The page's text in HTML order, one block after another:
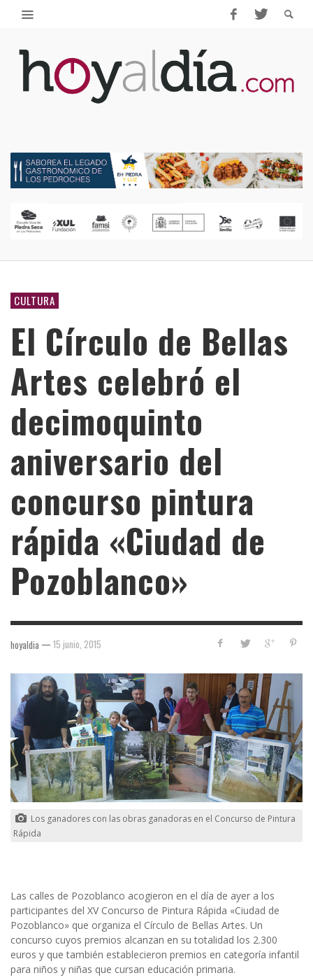
CULTURA
El Círculo de Bellas
Artes celebró el
decimoquinto
aniversario del
concurso pintura
rápida «Ciudad de
Pozoblanco»
hoyaldia — 15 junio, 2015
Los ganadores con las obras ganadoras en el Concurso de Pintura
Rápida
Las calles de Pozoblanco acogieron en el día de ayer a los
participantes del XV Concurso de Pintura Rápida «Ciudad de
Pozoblanco» que organiza el Círculo de Bellas Artes. Un
concurso cuyos premios alcanzan en su totalidad los 2.300
euros y que también establecieron premios en categoría infantil
para niños y niñas que cursan educación primaria.